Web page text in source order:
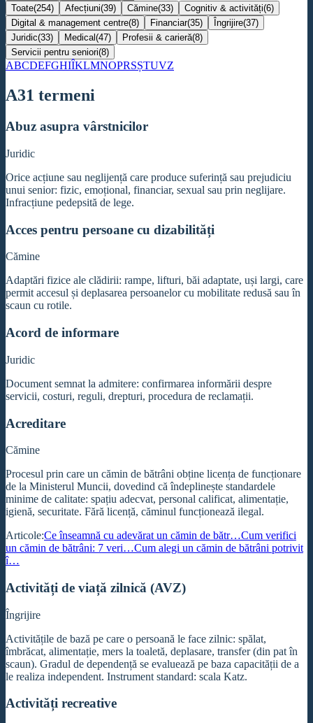
Toate(254) Afecțiuni(39) Cămine(33) Cognitiv & activități(6)
Digital & management centre(8) Financiar(35) Îngrijire(37)
Juridic(33) Medical(47) Profesii & carieră(8)
Servicii pentru seniori(8)
ABCDEFGHIÎKLMNOPRSȘTUVZ
A31 termeni
Abuz asupra vârstnicilor
Juridic
Orice acțiune sau neglijență care produce suferință sau prejudiciu
unui senior: fizic, emoțional, financiar, sexual sau prin neglijare.
Infracțiune pedepsită de lege.
Acces pentru persoane cu dizabilități
Cămine
Adaptări fizice ale clădirii: rampe, lifturi, băi adaptate, uși largi, care
permit accesul și deplasarea persoanelor cu mobilitate redusă sau în
scaun cu rotile.
Acord de informare
Juridic
Document semnat la admitere: confirmarea informării despre
servicii, costuri, reguli, drepturi, procedura de reclamații.
Acreditare
Cămine
Procesul prin care un cămin de bătrâni obține licența de funcționare
de la Ministerul Muncii, dovedind că îndeplinește standardele
minime de calitate: spațiu adecvat, personal calificat, alimentație,
igienă, securitate. Fără licență, căminul funcționează ilegal.
Articole:Ce înseamnă cu adevărat un cămin de bătr…Cum verifici
un cămin de bătrâni: 7 veri…Cum alegi un cămin de bătrâni potrivit
î…
Activități de viață zilnică (AVZ)
Îngrijire
Activitățile de bază pe care o persoană le face zilnic: spălat,
îmbrăcat, alimentație, mers la toaletă, deplasare, transfer (din pat în
scaun). Gradul de dependență se evaluează pe baza capacității de a
le realiza independent. Instrument standard: scala Katz.
Activități recreative